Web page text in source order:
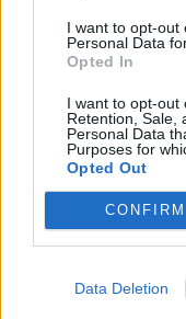
I want to opt-out
Personal Data
Opted In
I want to opt-out
Retention, Sale,
Personal Data
Purposes for
Opted Out
CONFIRM
Data Deletion